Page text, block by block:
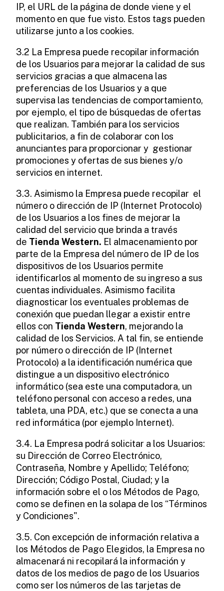
IP, el URL de la página de donde viene y el
momento en que fue visto. Estos tags pueden
utilizarse junto a los cookies.
3.2 La Empresa puede recopilar información
de los Usuarios para mejorar la calidad de sus
servicios gracias a que almacena las
preferencias de los Usuarios y a que
supervisa las tendencias de comportamiento,
por ejemplo, el tipo de búsquedas de ofertas
que realizan. También para los servicios
publicitarios, a fin de colaborar con los
anunciantes para proporcionar y gestionar
promociones y ofertas de sus bienes y/o
servicios en internet.
3.3. Asimismo la Empresa puede recopilar el
número o dirección de IP (Internet Protocolo)
de los Usuarios a los fines de mejorar la
calidad del servicio que brinda a través
de Tienda Western. El almacenamiento por
parte de la Empresa del número de IP de los
dispositivos de los Usuarios permite
identificarlos al momento de su ingreso a sus
cuentas individuales. Asimismo facilita
diagnosticar los eventuales problemas de
conexión que puedan llegar a existir entre
ellos con Tienda Western, mejorando la
calidad de los Servicios. A tal fin, se entiende
por número o dirección de IP (Internet
Protocolo) a la identificación numérica que
distingue a un dispositivo electrónico
informático (sea este una computadora, un
teléfono personal con acceso a redes, una
tableta, una PDA, etc.) que se conecta a una
red informática (por ejemplo Internet).
3.4. La Empresa podrá solicitar a los Usuarios:
su Dirección de Correo Electrónico,
Contraseña, Nombre y Apellido; Teléfono;
Dirección; Código Postal, Ciudad; y la
información sobre el o los Métodos de Pago,
como se definen en la solapa de los “Términos
y Condiciones".
3.5. Con excepción de información relativa a
los Métodos de Pago Elegidos, la Empresa no
almacenará ni recopilará la información y
datos de los medios de pago de los Usuarios
como ser los números de las tarjetas de